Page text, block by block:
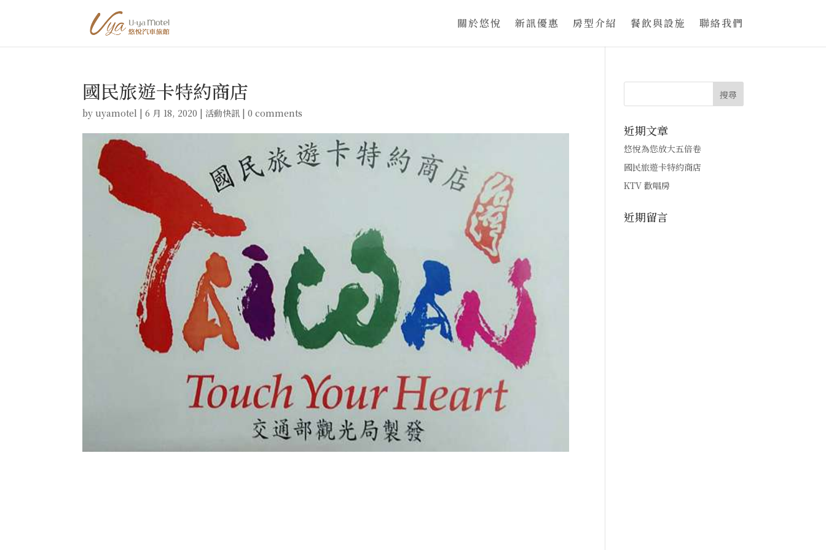
關於悠悅 新訊優惠 房型介紹 餐飲與設施 聯絡我們
國民旅遊卡特約商店
by uyamotel |6 月 18, 2020 | 活動快訊 |0 comments
近期文章
悠悅為您放大五倍卷
國民旅遊卡特約商店
KTV 歡唱房
近期留言